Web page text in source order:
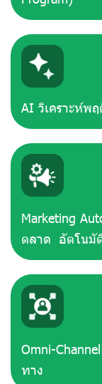
AI วิเคราะห์พ
Marketing
ตลาด อัตโนมั
Omni-
ทาง